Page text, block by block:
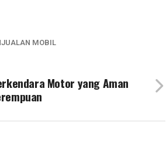
MOBIL
Motor yang Aman